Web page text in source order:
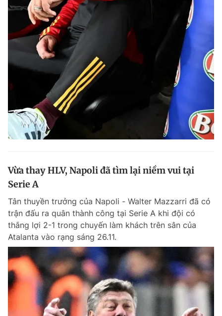
Vừa thay HLV, Napoli đã tìm lại niềm vui tại
Serie A
Tân thuyền trưởng của Napoli - Walter Mazzarri đã có
trận đấu ra quân thành công tại Serie A khi đội có
thắng lợi 2-1 trong chuyến làm khách trên sân của
Atalanta vào rạng sáng 26.11.